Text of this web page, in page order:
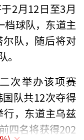
2月12日至3月
档球队，东道主
队，随后将对
次举办该项赛
队共12次夺得
，东道主乌兹
四名将获得202